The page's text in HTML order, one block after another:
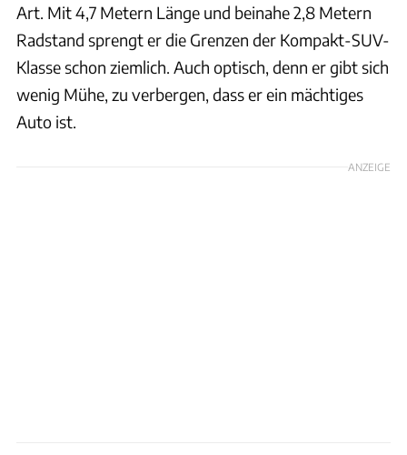
Art. Mit 4,7 Metern Länge und beinahe 2,8 Metern
Radstand sprengt er die Grenzen der Kompakt-SUV-
Klasse schon ziemlich. Auch optisch, denn er gibt sich
wenig Mühe, zu verbergen, dass er ein mächtiges
Auto ist.
ANZEIGE